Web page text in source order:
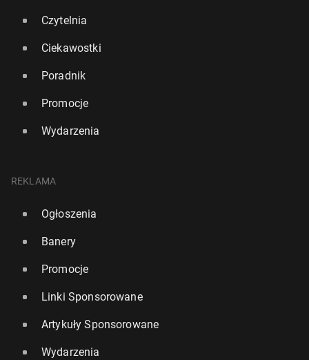
Czytelnia
Ciekawostki
Poradnik
Promocje
Wydarzenia
REKLAMA
Ogłoszenia
Banery
Promocje
Linki Sponsorowane
Artykuły Sponsorowane
Wydarzenia